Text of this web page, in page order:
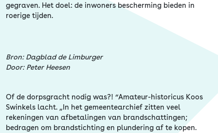
Erfgoed
gegraven. Het doel: de inwoners bescherming bieden in
roerige tijden.
Bron: Dagblad de Limburger
Door: Peter Heesen
Of de dorpsgracht nodig was?! “Amateur-historicus Koos
Swinkels lacht. „In het gemeentearchief zitten veel
rekeningen van afbetalingen van brandschattingen;
bedragen om brandstichting en plundering af te kopen.